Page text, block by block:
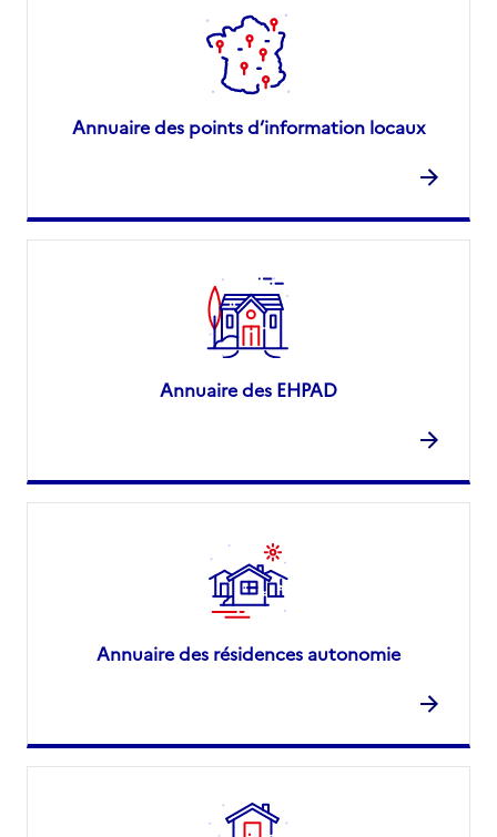
Annuaire des points d’information locaux
Annuaire des EHPAD
Annuaire des résidences autonomie